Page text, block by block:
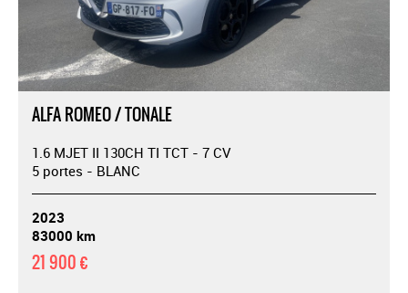
ALFA ROMEO / TONALE
1.6 MJET II 130CH TI TCT - 7 CV
5 portes - BLANC
2023
83000 km
21 900 €